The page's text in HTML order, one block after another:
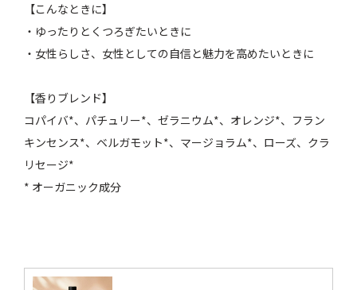
【こんなときに】
・ゆったりとくつろぎたいときに
・女性らしさ、女性としての自信と魅力を高めたいときに
【香りブレンド】
コパイバ*、パチュリー*、ゼラニウム*、オレンジ*、フラン
キンセンス*、ベルガモット*、マージョラム*、ローズ、クラ
リセージ*
* オーガニック成分